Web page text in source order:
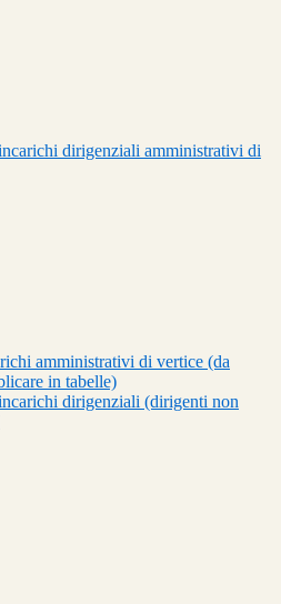
dirigenziali amministrativi di
amministrativi di vertice (da
in tabelle)
dirigenziali (dirigenti non